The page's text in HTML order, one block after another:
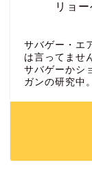
リョ
サバゲー・エ
は言ってませ
サバゲーかシ
ガンの研究中。